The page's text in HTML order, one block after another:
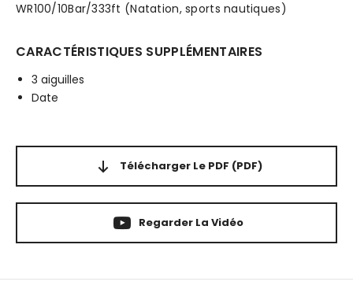
WR100/10Bar/333ft (Natation, sports nautiques)
CARACTÉRISTIQUES SUPPLÉMENTAIRES
3 aiguilles
Date
Télécharger Le PDF (PDF)
Regarder La Vidéo